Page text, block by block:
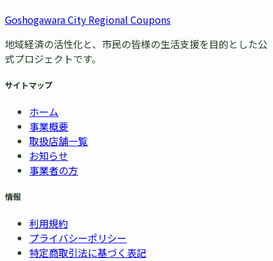
Goshogawara City Regional Coupons
地域経済の活性化と、市民の皆様の生活支援を目的とした公
式プロジェクトです。
サイトマップ
ホーム
事業概要
取扱店舗一覧
お知らせ
事業者の方
情報
利用規約
プライバシーポリシー
特定商取引法に基づく表記